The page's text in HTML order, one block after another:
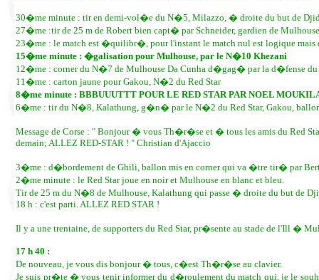
30�me minute : tir en demi-vol�e du N�5, Milazzo, � droite du but de
27�me :tir de 25 m de Robert bien capt� par Schneider, gardien de Mulhouse
23�me : le match est �quilibr�, pour l'instant le match nul est logique mais
15�me minute : �galisation pour Mulhouse, par le N�10 Khezani
12�me : corner du N�7 de Mulhouse Da Cunha d�gag� par la d�fense du
11�me : carton jaune pour Gakou, N�2 du Red Star
8�me minute : BBBUUUTTT POUR LE RED STAR PAR NOEL
6�me : tir du N�8, Kalathung, g�n� par le N�2 du Red Star, Gakou,
Message de Corse : " Bonjour � vous Th�r�se et � tous les amis du Red
demain; ALLEZ RED-STAR ! " Christian d'Ajaccio
3�me : d�bordement de Ghili, ballon mis en corner qui va �tre tir� par
2�me minute : le Red Star joue en noir et Mulhouse en blanc et bleu.
Tir de 25 m du N�8 de Mulhouse, Kalathung qui passe � droite du but de
18 h : c'est parti. ALLEZ RED STAR !
Il y a une trentaine, de supporters du Red Star, pr�sente au stade de l'Ill �
17 h 40 :
De nouveau, je vous dis bonjour � tous, c�est Th�r�se au clavier.
Je suis pr�te � vous tenir informer du d�roulement du match qui, je le